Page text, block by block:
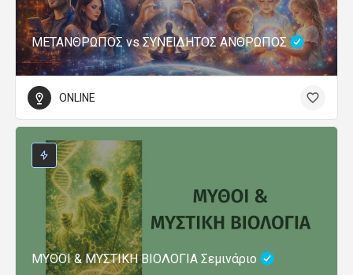
ΜΕΤΑΝΘΡΩΠΟΣ vs ΣΥΝΕΙΔΗΤΟΣ ΑΝΘΡΩΠΟΣ
ONLINE
ΜΥΘΟΙ & ΜΥΣΤΙΚΗ ΒΙΟΛΟΓΙΑ Σεμινάριο